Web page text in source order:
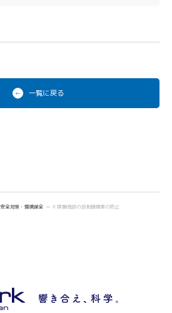
一覧に戻る
安全対策・環境保全 RI実験施設の放射線障害の防止